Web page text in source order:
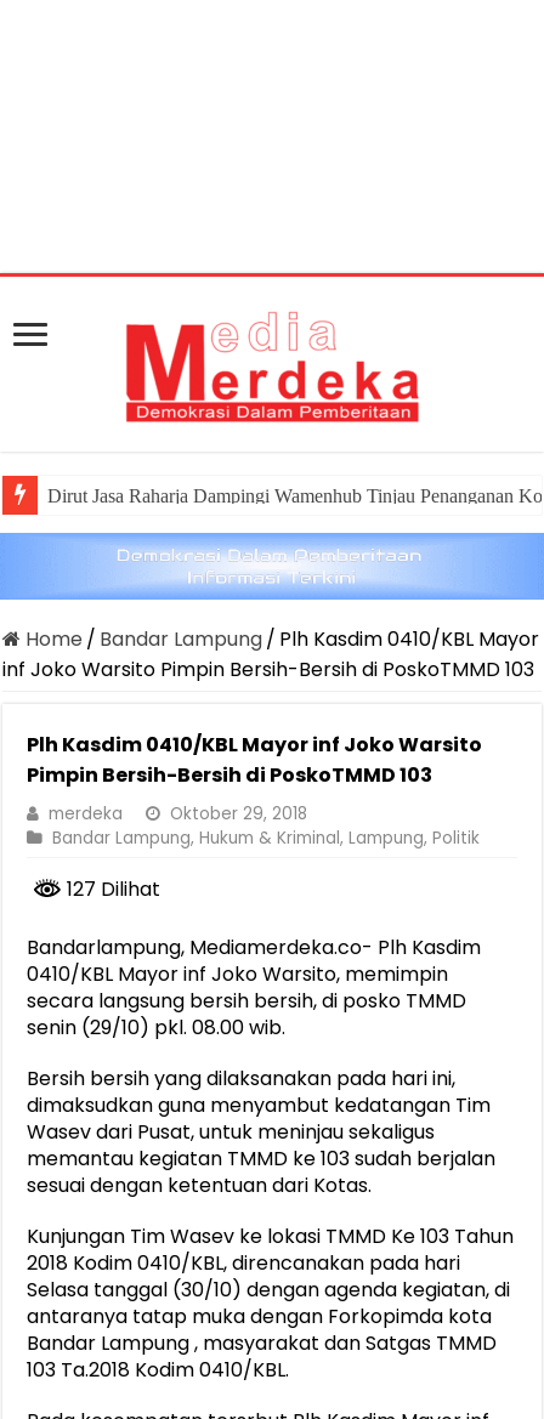
Dirut Jasa Raharja Dampingi Wamenhub Tinjau Penanganan
Home / Bandar Lampung/ Plh Kasdim 0410/KBL Mayor
inf Joko Warsito Pimpin Bersih-Bersih di PoskoTMMD 103
Plh Kasdim 0410/KBL Mayor inf Joko Warsito
Pimpin Bersih-Bersih di PoskoTMMD 103
merdeka
Oktober 29, 2018
Bandar Lampung,Hukum & Kriminal,Lampung,Politik
127 Dilihat
Bandarlampung, Mediamerdeka.co- Plh Kasdim
0410/KBL Mayor inf Joko Warsito, memimpin
secara langsung bersih bersih, di posko TMMD
senin (29/10) pkl. 08.00 wib.
Bersih bersih yang dilaksanakan pada hari ini,
dimaksudkan guna menyambut kedatangan Tim
Wasev dari Pusat, untuk meninjau sekaligus
memantau kegiatan TMMD ke 103 sudah berjalan
sesuai dengan ketentuan dari Kotas.
Kunjungan Tim Wasev ke lokasi TMMD Ke 103 Tahun
2018 Kodim 0410/KBL, direncanakan pada hari
Selasa tanggal (30/10) dengan agenda kegiatan, di
antaranya tatap muka dengan Forkopimda kota
Bandar Lampung , masyarakat dan Satgas TMMD
103 Ta.2018 Kodim 0410/KBL.